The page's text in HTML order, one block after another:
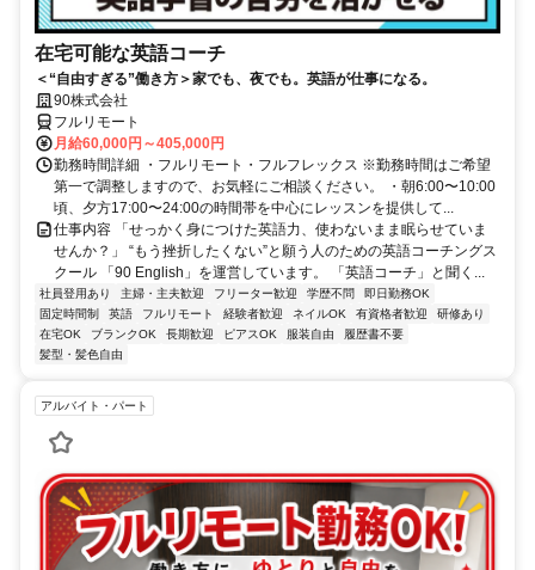
在宅可能な英語コーチ
＜“自由すぎる”働き方＞家でも、夜でも。英語が仕事になる。
90株式会社
フルリモート
月給60,000円～405,000円
勤務時間詳細 ・フルリモート・フルフレックス ※勤務時間はご希望
第一で調整しますので、お気軽にご相談ください。 ・朝6:00〜10:00
頃、夕方17:00〜24:00の時間帯を中心にレッスンを提供して...
仕事内容 「せっかく身につけた英語力、使わないまま眠らせていま
せんか？」 “もう挫折したくない”と願う人のための英語コーチングス
クール 「90 English」を運営しています。 「英語コーチ」と聞く...
社員登用あり 主婦・主夫歓迎 フリーター歓迎 学歴不問
即日勤務OK
固定時間制
英語 フルリモート 経験者歓迎 ネイルOK 有資格者歓迎
研修あり
在宅OK
ブランクOK 長期歓迎 ピアスOK 服装自由
履歴書不要
髪型・髪色自由
アルバイト・パート